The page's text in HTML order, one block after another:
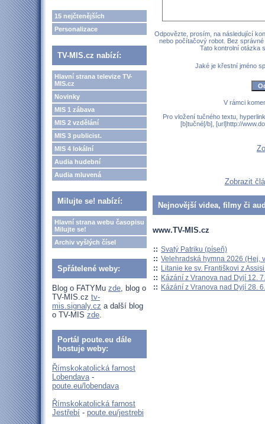
15 nejčtenějších
Personalizace
TV-MIS.cz nabízí:
Hlavní strana televize TV-
MIS.cz
Novinky
MIS 1 zábava
MIS 2 vzdělání
MIS 3 publicist.
MIS 4 lokální
Audia hudební
Audia mluvená
Milujte se! nabízí:
Hlavní strana webu časopisu
Milujte se!
Archiv vyšlých čísel
Spřátelené weby:
Blog o FATYMu zde, blog o
TV-MIS.cz tv-
mis.signaly.cz a další blog
o TV-MIS zde.
Portál poute.eu dále
hostuje weby:
Římskokatolická farnost
Lobendava-
poute.eu/lobendava
Římskokatolická farnost
Jestřebí - poute.eu/jestrebi
Odpovězte, prosím, na následující
nebo počítačový robot. Bez
Tato kontrolní otázka
Jaké je křestní jméno
V rámci
Pro vložení tučného textu,
[b]tučné[/b], [url]http://
Zobrazit
Nejnovější videa, filmy či
www.TV-MIS.cz
:: Svatý Patriku (píseň)
:: Velehradská hymna 2026 (Hej,
:: Litanie ke sv. Františkovi z
:: Kázání z Vranova nad Dyjí 12.
:: Kázání z Vranova nad Dyjí 28.